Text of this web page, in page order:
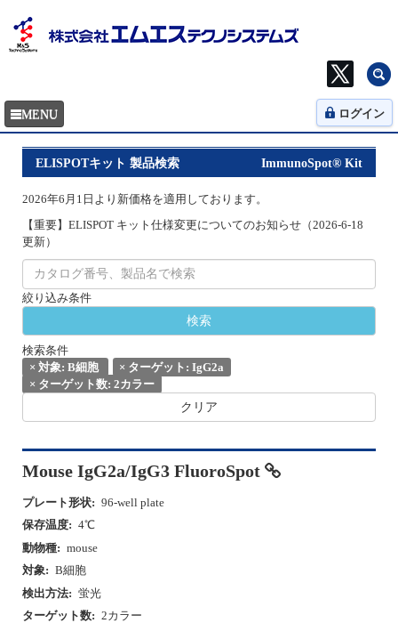
ログイン
ImmunoSpot® Kit
ELISPOTキット 製品検索
2026年6月1日より新価格を適用しております。
【重要】ELISPOT キット仕様変更についてのお知らせ（2026-6-18
更新）
絞り込み条件
検索条件
× 対象: B細胞 × ターゲット: IgG2a
× ターゲット数: 2カラー
クリア
Mouse IgG2a/IgG3 FluoroSpot
プレート形状: 96-well plate
保存温度: 4℃
動物種: mouse
対象: B細胞
検出方法: 蛍光
ターゲット数: 2カラー